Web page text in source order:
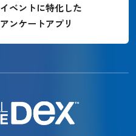
イベントに特化した
アンケートアプリ